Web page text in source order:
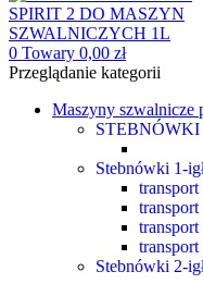
0 Towary 0,00 zł
Przeglądanie kategorii
Maszyny szwalnicze
STEBNÓWKI
Stebnówki 1-
Stebnówki 2-